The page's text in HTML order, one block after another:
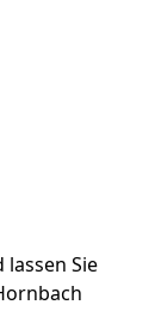
Sie